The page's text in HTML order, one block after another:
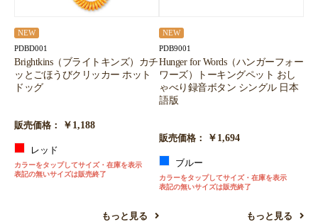
NEW
PDBD001
Brightkins（ブライトキンズ）カチ
ッとごほうびクリッカー ホット
ドッグ
販売価格： ￥1,188
レッド
カラーをタップしてサイズ・在庫を表示
表記の無いサイズは販売終了
もっと見る
NEW
PDB9001
Hunger for Words（ハンガーフォー
ワーズ）トーキングペット おし
ゃべり録音ボタン シングル 日本
語版
販売価格： ￥1,694
ブルー
カラーをタップしてサイズ・在庫を表示
表記の無いサイズは販売終了
もっと見る